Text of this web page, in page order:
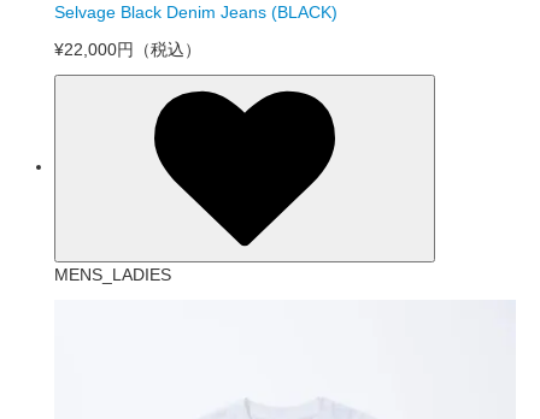
Selvage Black Denim Jeans (BLACK)
¥22,000円
（税込）
MENS_LADIES